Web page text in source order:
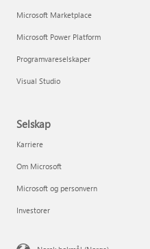
Microsoft Marketplace
Microsoft Power Platform
Programvareselskaper
Visual Studio
Selskap
Karriere
Om Microsoft
Microsoft og personvern
Investorer